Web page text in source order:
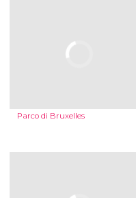
Parco di Bruxelles